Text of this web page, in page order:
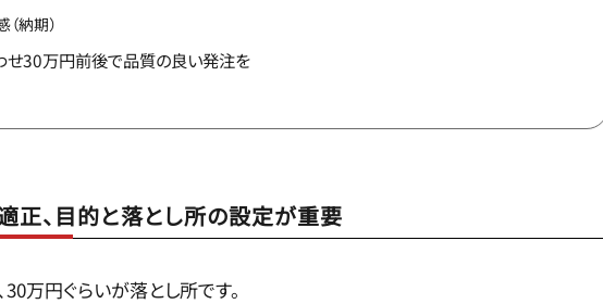
納期）
せ30万円前後で品質の良い発注を
正、目的と落とし所の設定が重要
万円ぐらいが落とし所です。